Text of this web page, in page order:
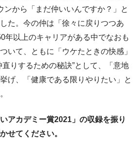
ンから「まだ仲いいんですか？」と
た。今の仲は「徐々に戻りつつあ
年以上のキャリアがある中でなおも
いて、ともに「ウケたときの快感」
直りするための秘訣”として、「意地
げ、「健康である限りやりたい」と
カデミー賞2021」の収録を振り
せてください。